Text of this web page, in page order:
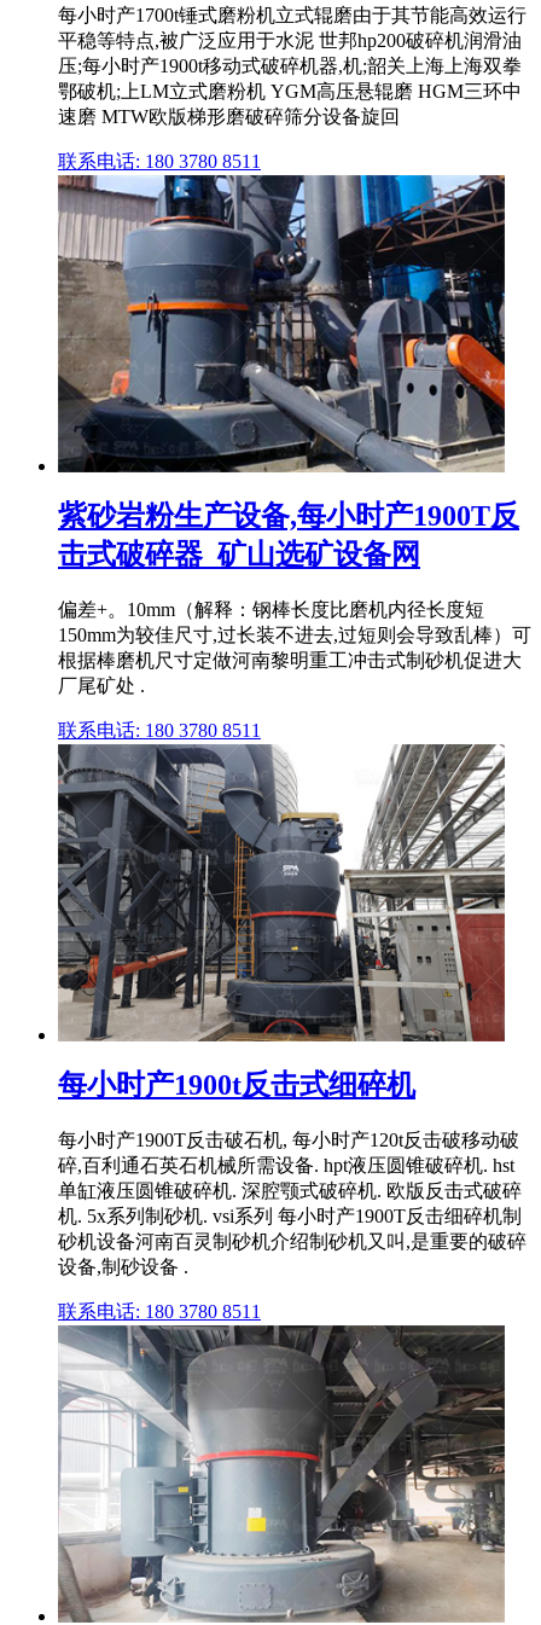
每小时产1700t锤式磨粉机立式辊磨由于其节能高效运行
平稳等特点,被广泛应用于水泥 世邦hp200破碎机润滑油
压;每小时产1900t移动式破碎机器,机;韶关上海上海双拳
鄂破机;上LM立式磨粉机 YGM高压悬辊磨 HGM三环中
速磨 MTW欧版梯形磨破碎筛分设备旋回
联系电话: 180 3780 8511
紫砂岩粉生产设备,每小时产1900T反
击式破碎器_矿山选矿设备网
偏差+。10mm（解释：钢棒长度比磨机内径长度短
150mm为较佳尺寸,过长装不进去,过短则会导致乱棒）可
根据棒磨机尺寸定做河南黎明重工冲击式制砂机促进大
厂尾矿处 .
联系电话: 180 3780 8511
每小时产1900t反击式细碎机
每小时产1900T反击破石机, 每小时产120t反击破移动破
碎,百利通石英石机械所需设备. hpt液压圆锥破碎机. hst
单缸液压圆锥破碎机. 深腔颚式破碎机. 欧版反击式破碎
机. 5x系列制砂机. vsi系列 每小时产1900T反击细碎机制
砂机设备河南百灵制砂机介绍制砂机又叫,是重要的破碎
设备,制砂设备 .
联系电话: 180 3780 8511